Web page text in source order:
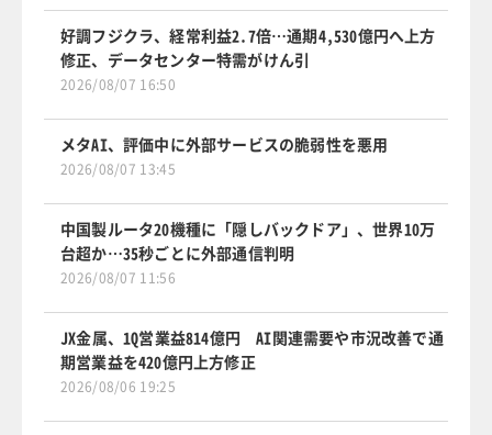
好調フジクラ、経常利益2.7倍…通期4,530億円へ上方
修正、データセンター特需がけん引
2026/08/07 16:50
メタAI、評価中に外部サービスの脆弱性を悪用
2026/08/07 13:45
中国製ルータ20機種に「隠しバックドア」、世界10万
台超か…35秒ごとに外部通信判明
2026/08/07 11:56
JX金属、1Q営業益814億円 AI関連需要や市況改善で通
期営業益を420億円上方修正
2026/08/06 19:25